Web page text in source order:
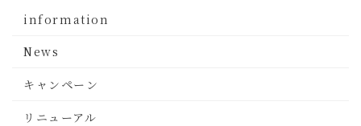
information
News
キャンペーン
リニューアル